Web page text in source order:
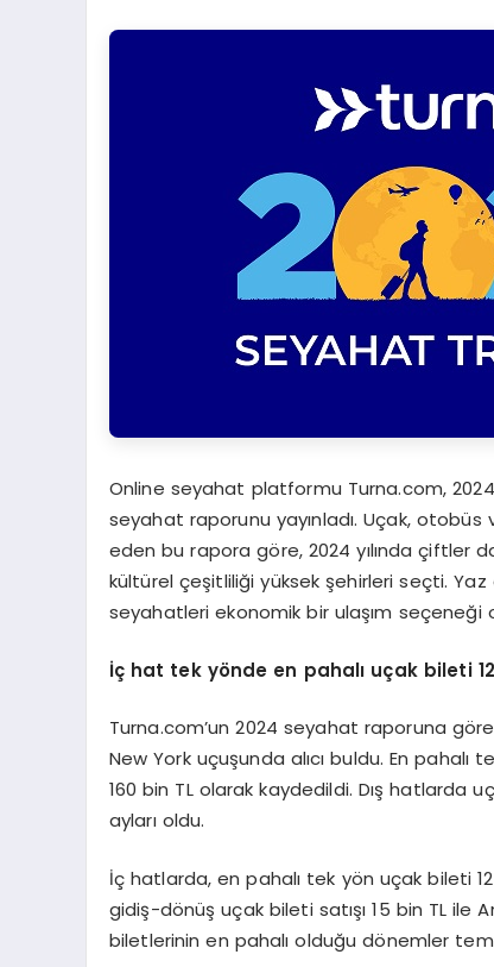
Online seyahat platformu Turna.com, 2024
seyahat raporunu yayınladı. Uçak, otobüs
eden bu rapora göre, 2024 yılında çiftler
kültürel çeşitliliği yüksek şehirleri seçti.
seyahatleri ekonomik bir ulaşım
İç hat tek yönde en pahalı uçak bileti
Turna.com’un 2024 seyahat raporuna
New York uçuşunda alıcı buldu. En
160 bin TL olarak kaydedildi. Dış hatlarda
ayları oldu.
İç hatlarda, en pahalı tek yön uçak bileti
gidiş-dönüş uçak bileti satışı 15 bin TL
biletlerinin en pahalı olduğu dönemler